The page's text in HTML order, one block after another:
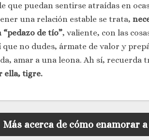
que puedan sentirse atraídas en
una relación estable se trata,
de tío”, valiente, con las
no dudes, ármate de valor y
amar a una leona. Ah sí, recuerda
ella, tigre.
Más acerca de cómo enamorar